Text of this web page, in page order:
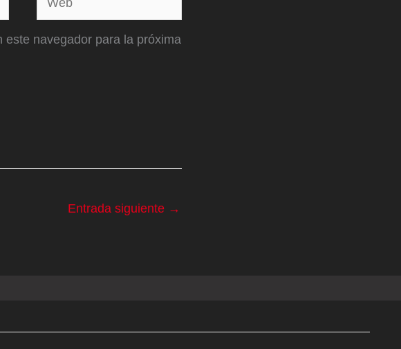
este navegador para la próxima
Entrada siguiente →